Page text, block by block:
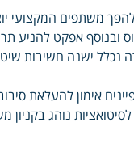
משתפים המקצועי
ובנוסף אפקט להניע
נכלל ישנה חשיבות
אימון להעלאת
נוהג